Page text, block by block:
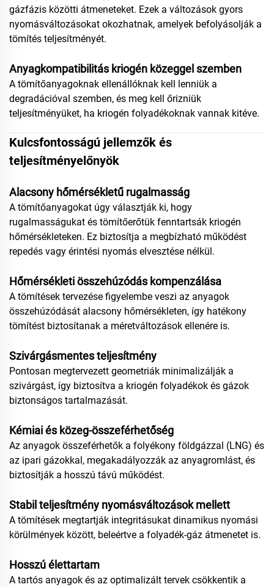
gázfázis közötti átmeneteket. Ezek a változások gyors
nyomásváltozásokat okozhatnak, amelyek befolyásolják a
tömítés teljesítményét.
Anyagkompatibilitás kriogén közeggel szemben
A tömítőanyagoknak ellenállóknak kell lenniük a
degradációval szemben, és meg kell őrizniük
teljesítményüket, ha kriogén folyadékoknak vannak kitéve.
Kulcsfontosságú jellemzők és
teljesítményelőnyök
Alacsony hőmérsékletű rugalmasság
A tömítőanyagokat úgy választják ki, hogy
rugalmasságukat és tömítőerőtük fenntartsák kriogén
hőmérsékleteken. Ez biztosítja a megbízható működést
repedés vagy érintési nyomás elvesztése nélkül.
Hőmérsékleti összehúzódás kompenzálása
A tömítések tervezése figyelembe veszi az anyagok
összehúzódását alacsony hőmérsékleten, így hatékony
tömítést biztosítanak a méretváltozások ellenére is.
Szivárgásmentes teljesítmény
Pontosan megtervezett geometriák minimalizálják a
szivárgást, így biztosítva a kriogén folyadékok és gázok
biztonságos tartalmazását.
Kémiai és közeg-összeférhetőség
Az anyagok összeférhetők a folyékony földgázzal (LNG) és
az ipari gázokkal, megakadályozzák az anyagromlást, és
biztosítják a hosszú távú működést.
Stabil teljesítmény nyomásváltozások mellett
A tömítések megtartják integritásukat dinamikus nyomási
körülmények között, beleértve a folyadék-gáz átmenetet is.
Hosszú élettartam
A tartós anyagok és az optimalizált tervek csökkentik a